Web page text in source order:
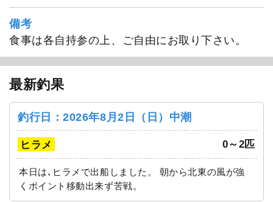
備考
食事は各自持参の上、ご自由にお取り下さい。
最新釣果
釣行日：2026年8月2日（日）中潮
ヒラメ 0～2匹
本日は､ヒラメで出船しました。 朝から北東の風が強
くポイント移動出来ず苦戦。